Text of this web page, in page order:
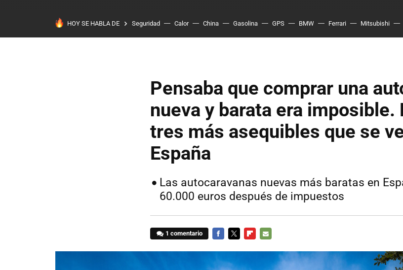
HOY SE HABLA DE Seguridad Calor China Gasolina GPS BMW Ferrari Mitsubishi
Pensaba que comprar una
nueva y barata era imposible.
tres más asequibles que se
España
Las autocaravanas nuevas más baratas en
60.000 euros después de impuestos
1 comentario